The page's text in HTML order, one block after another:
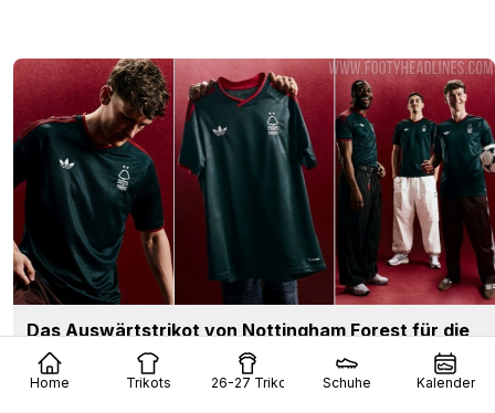
Home Trikots 26-27 Trikots Schuhe Kalender
Das Auswärtstrikot von Nottingham Forest für die
Saison 26/27 wurde vorgestellt
36 9.4K